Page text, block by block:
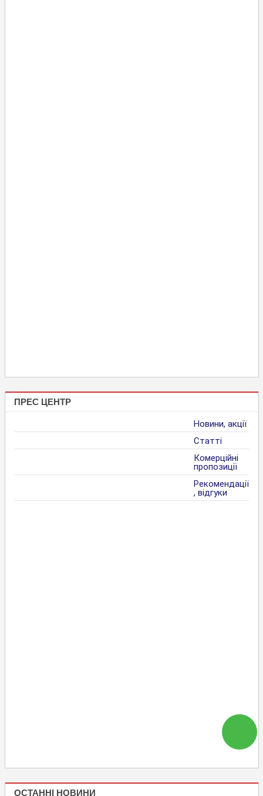
ПРЕС ЦЕНТР
Новини, акції
Статті
Комерційні
пропозиції
Рекомендації
, відгуки
ОСТАННІ НОВИНИ